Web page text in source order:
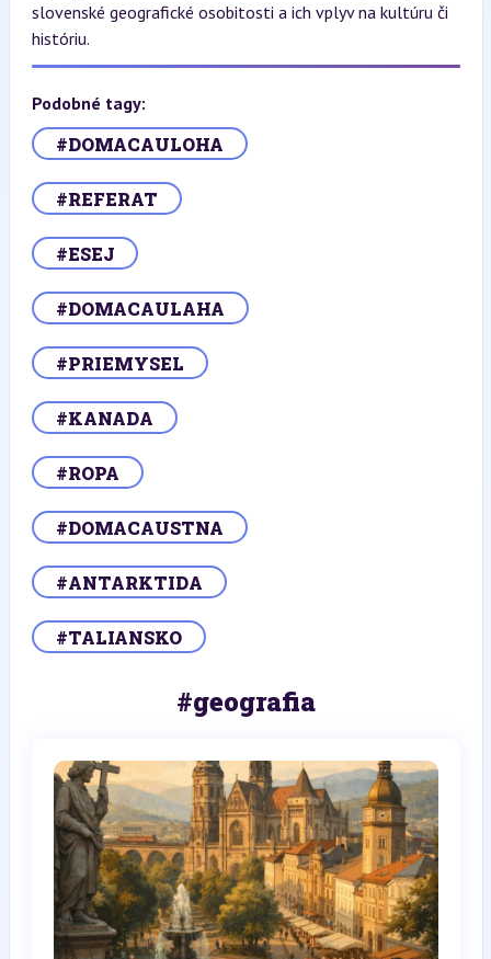
slovenské geografické osobitosti a ich vplyv na kultúru či
históriu.
Podobné tagy:
#DOMACAULOHA
#REFERAT
#ESEJ
#DOMACAULAHA
#PRIEMYSEL
#KANADA
#ROPA
#DOMACAUSTNA
#ANTARKTIDA
#TALIANSKO
#geografia